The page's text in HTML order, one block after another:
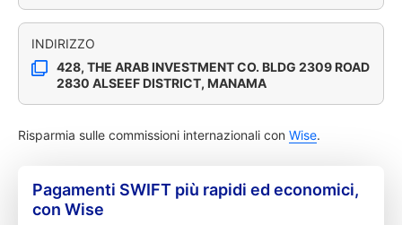
INDIRIZZO
428, THE ARAB INVESTMENT CO. BLDG 2309 ROAD
2830 ALSEEF DISTRICT, MANAMA
Risparmia sulle commissioni internazionali con Wise.
Pagamenti SWIFT più rapidi ed economici,
con Wise